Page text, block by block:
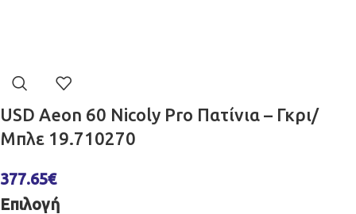
USD Aeon 60 Nicoly Pro Πατίνια – Γκρι/
Μπλε 19.710270
377.65€
Επιλογή